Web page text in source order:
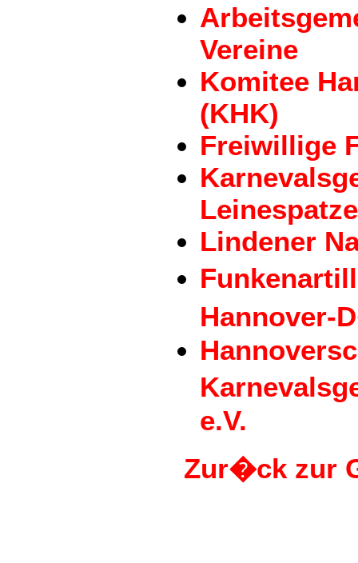
Vereine
Komitee
(KHK)
Freiwillige
Lindener
Hannover-
e.V.
Zur�ck zur